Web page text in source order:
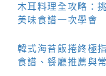
木耳料理全攻略：
美味食譜一次學會
韓式海苔飯捲終極
食譜、餐廳推薦與